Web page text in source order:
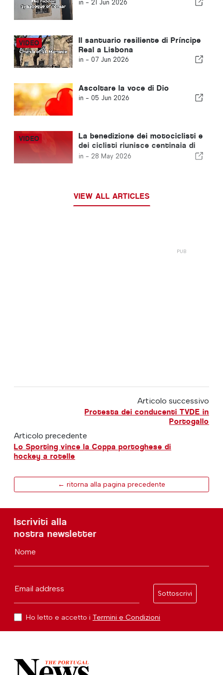
in - 21 Jun 2026
Il santuario resiliente di Príncipe
Real a Lisbona
in - 07 Jun 2026
Ascoltare la voce di Dio
in - 05 Jun 2026
La benedizione dei motociclisti e
dei ciclisti riunisce centinaia di
persone nella chiesa di Penina
in - 28 May 2026
VIEW ALL ARTICLES
Articolo successivo
Protesta dei conducenti TVDE in
Portogallo
Articolo precedente
Lo Sporting vince la Coppa portoghese di
hockey a rotelle
← ritorna alla pagina precedente
Iscriviti alla
nostra newsletter
Nome
Email address
Sottoscrivi
Ho letto e accetto i Termini e Condizioni